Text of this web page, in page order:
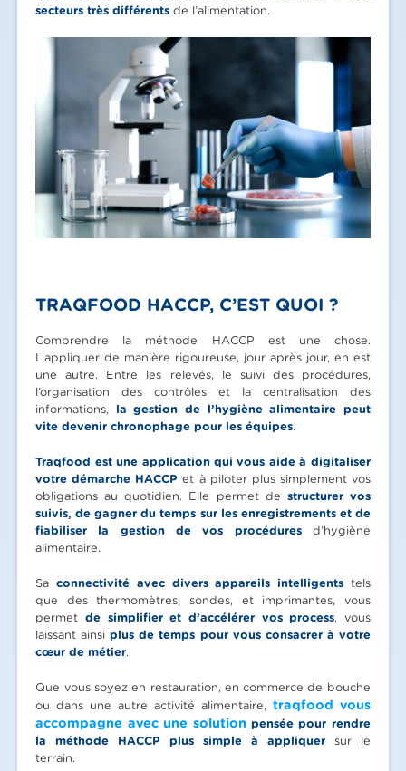
secteurs très différents de l’alimentation.
TRAQFOOD HACCP, C’EST QUOI ?
Comprendre la méthode HACCP est une chose.
L’appliquer de manière rigoureuse, jour après jour, en est
une autre. Entre les relevés, le suivi des procédures,
l’organisation des contrôles et la centralisation des
informations, la gestion de l’hygiène alimentaire peut
vite devenir chronophage pour les équipes.
Traqfood est une application qui vous aide à digitaliser
votre démarche HACCP et à piloter plus simplement vos
obligations au quotidien. Elle permet de structurer vos
suivis, de gagner du temps sur les enregistrements et de
fiabiliser la gestion de vos procéduresd’hygiène
alimentaire.
Sa connectivité avec divers appareils intelligents tels
que des thermomètres, sondes, et imprimantes, vous
permet de simplifier et d’accélérer vos process, vous
laissant ainsiplus de temps pour vous consacrer à votre
cœur de métier.
Que vous soyez en restauration, en commerce de bouche
ou dans une autre activité alimentaire, traqfood vous
accompagne avec une solution pensée pour rendre
la méthode HACCP plus simple à appliquersur le
terrain.